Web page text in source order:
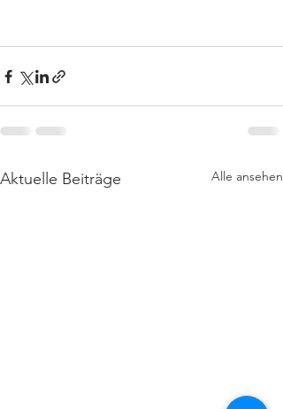
Aktuelle Beiträge Alle ansehen